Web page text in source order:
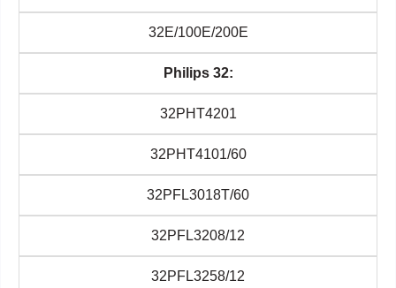
32E/100E/200E
Philips 32:
32PHT4201
32PHT4101/60
32PFL3018T/60
32PFL3208/12
32PFL3258/12